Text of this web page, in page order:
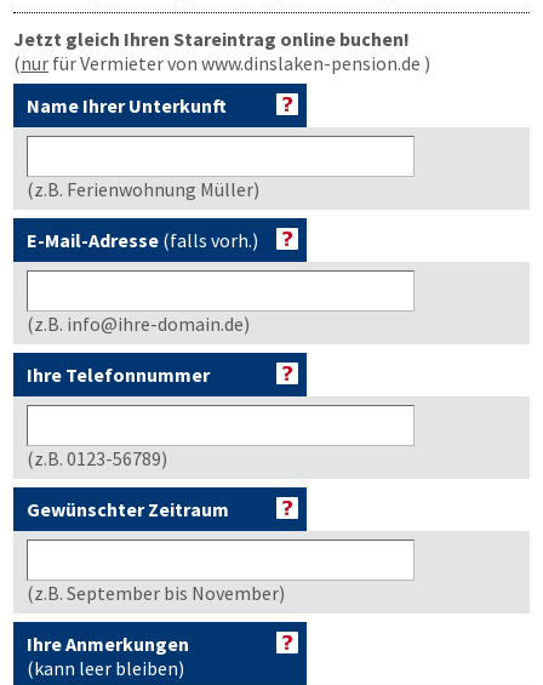
Jetzt gleich Ihren Stareintrag online buchen!
(nur für Vermieter von www.dinslaken-pension.de )
Name Ihrer Unterkunft
(z.B. Ferienwohnung Müller)
E-Mail-Adresse (falls vorh.)
(z.B. info@ihre-domain.de)
Ihre Telefonnummer
(z.B. 0123-56789)
Gewünschter Zeitraum
(z.B. September bis November)
Ihre Anmerkungen
(kann leer bleiben)